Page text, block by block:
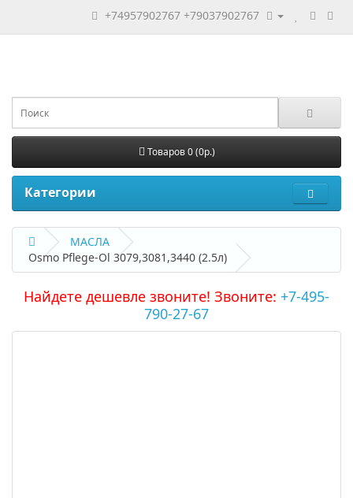
+74957902767 +79037902767
Товаров 0 (0р.)
Категории
МАСЛА
Osmo Pflege-Ol 3079,3081,3440 (2.5л)
Найдете дешевле звоните! Звоните: +7-495-
790-27-67